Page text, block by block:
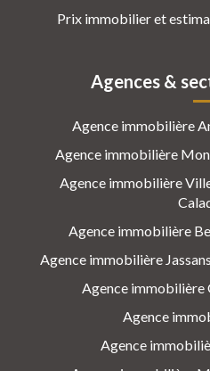
Prix immobilier et
Agences &
Agence immobilière
Agence immobilière
Agence immobilière
Agence immobilière
Agence immobilière
Agence immobilière
Agence
Agence